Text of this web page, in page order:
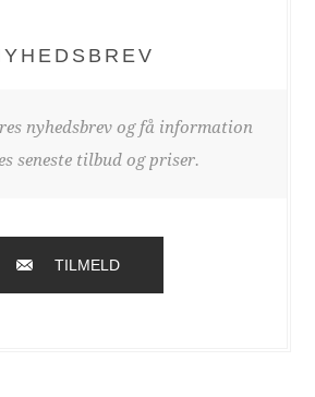
nyhedsbrev og få information
seneste tilbud og priser.
TILMELD